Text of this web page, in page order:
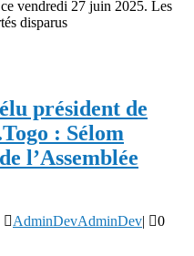
vendredi 27 juin 2025. Les
disparus
président de
Togo : Sélom
l’Assemblée
AdminDevAdminDev|
0